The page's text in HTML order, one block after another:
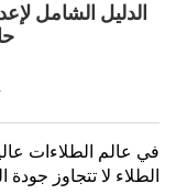
في عالم الطلاءات
الطلاء لا تتجاوز